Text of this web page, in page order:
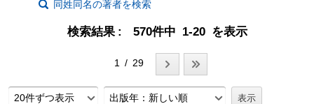
同姓同名の著者を検索
検索結果 570件中 1-20 を表示
1 / 29
20件ずつ表示 出版年：新しい順